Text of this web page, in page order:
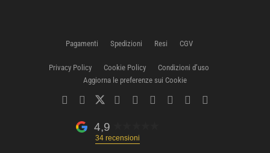
Pagamenti Spedizioni Resi CGV
Privacy Policy Cookie Policy
Condizioni d’uso
Aggiorna le preferenze sui Cookie
4,9
34 recensioni